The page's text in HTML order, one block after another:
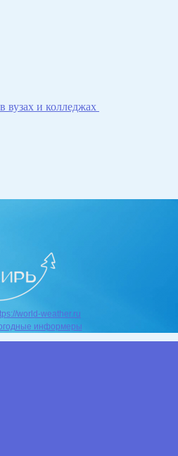
вузах и колледжах
world-weather.ru
информеры